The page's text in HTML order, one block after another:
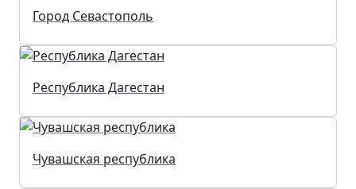
Город Севастополь
Республика Дагестан
Чувашская республика